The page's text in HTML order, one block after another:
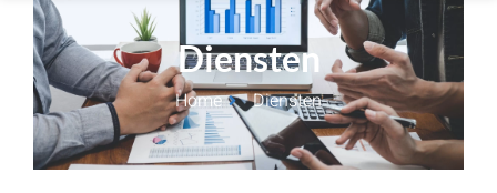
Diensten
Home Diensten